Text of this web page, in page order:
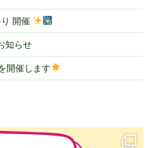
開催
知らせ
開催します